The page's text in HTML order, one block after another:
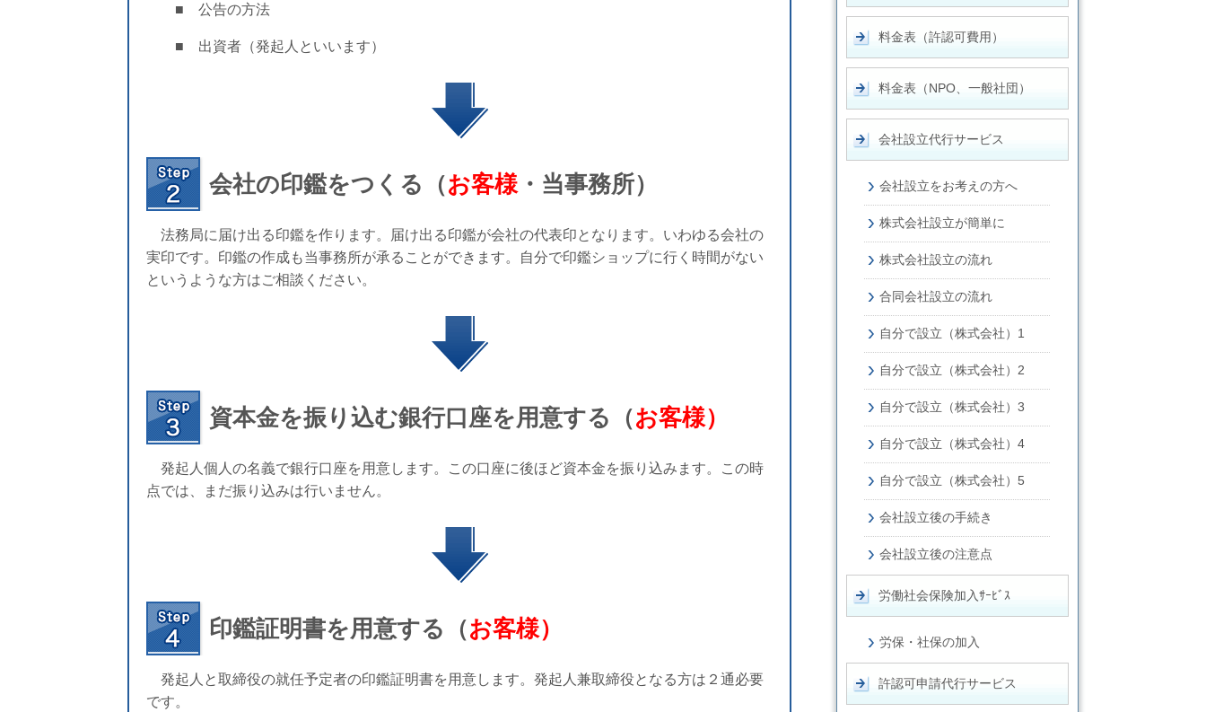
■ 公告の方法
■ 出資者（発起人といいます）
会社の印鑑をつくる（お客様・当事務所）
法務局に届け出る印鑑を作ります。届け出る印鑑が会社の代表印となります。いわゆる会社の
実印です。印鑑の作成も当事務所が承ることができます。自分で印鑑ショップに行く時間がない
というような方はご相談ください。
資本金を振り込む銀行口座を用意する（お客様）
発起人個人の名義で銀行口座を用意します。この口座に後ほど資本金を振り込みます。この時
点では、まだ振り込みは行いません。
印鑑証明書を用意する（お客様）
発起人と取締役の就任予定者の印鑑証明書を用意します。発起人兼取締役となる方は２通必要
です。
料金表（許認可費用）
料金表（NPO、一般社団）
会社設立代行サービス
会社設立をお考えの方へ
株式会社設立が簡単に
株式会社設立の流れ
合同会社設立の流れ
自分で設立（株式会社）1
自分で設立（株式会社）2
自分で設立（株式会社）3
自分で設立（株式会社）4
自分で設立（株式会社）5
会社設立後の手続き
会社設立後の注意点
労働社会保険加入ｻｰﾋﾞｽ
労保・社保の加入
許認可申請代行サービス